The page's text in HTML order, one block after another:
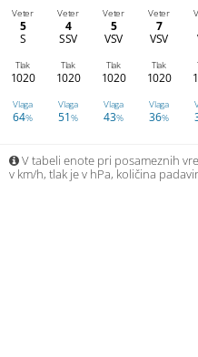
Veter
5
S
Veter
4
SSV
Veter
5
VSV
Veter
7
VSV
Tlak
1020
Tlak
1020
Tlak
1020
Tlak
1020
Vlaga
64%
Vlaga
51%
Vlaga
43%
Vlaga
36%
V tabeli enote pri posameznih
v km/h, tlak je v hPa, količina